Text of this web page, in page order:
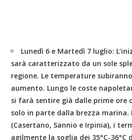
Lunedì 6 e Martedì 7 luglio:
sarà caratterizzato da un sole
regione. Le temperature
aumento. Lungo le coste
si farà sentire già dalle prime
solo in parte dalla brezza marina.
(Casertano, Sannio e Irpinia), i
agilmente la soglia dei 35°C-